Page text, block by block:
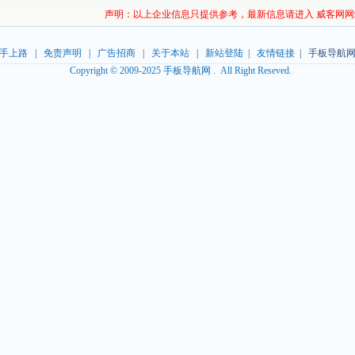
声明：以上企业信息只提供参考，最新信息请进入 威客网网
上路| 免责声明 广告招商| 关于本站| 新站登陆| 友情链接| 手板导航
Copyright © 2009-2025 手板导航网 . All Right Reseved.